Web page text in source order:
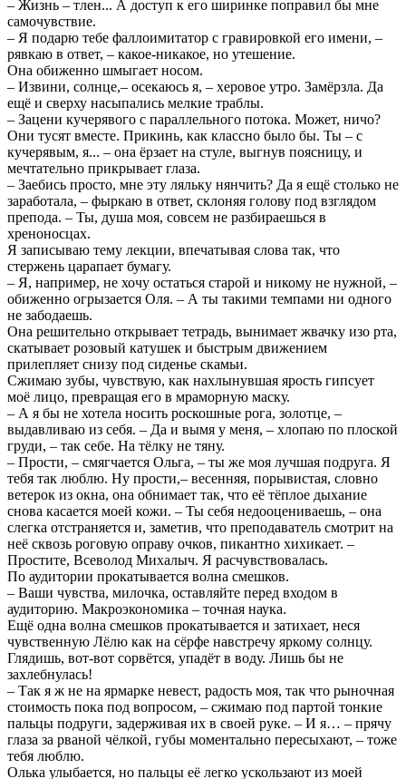
– Жизнь – тлен... А доступ к его ширинке поправил бы мне
самочувствие.
– Я подарю тебе фаллоимитатор с гравировкой его имени, –
рявкаю в ответ, – какое-никакое, но утешение.
Она обиженно шмыгает носом.
– Извини, солнце,– осекаюсь я, – херовое утро. Замёрзла. Да
ещё и сверху насыпались мелкие траблы.
– Зацени кучерявого с параллельного потока. Может, ничо?
Они тусят вместе. Прикинь, как классно было бы. Ты – с
кучерявым, я... – она ёрзает на стуле, выгнув поясницу, и
мечтательно прикрывает глаза.
– Заебись просто, мне эту ляльку нянчить? Да я ещё столько не
заработала, – фыркаю в ответ, склоняя голову под взглядом
препода. – Ты, душа моя, совсем не разбираешься в
хреноносцах.
Я записываю тему лекции, впечатывая слова так, что
стержень царапает бумагу.
– Я, например, не хочу остаться старой и никому не нужной, –
обиженно огрызается Оля. – А ты такими темпами ни одного
не забодаешь.
Она решительно открывает тетрадь, вынимает жвачку изо рта,
скатывает розовый катушек и быстрым движением
прилепляет снизу под сиденье скамьи.
Сжимаю зубы, чувствую, как нахлынувшая ярость гипсует
моё лицо, превращая его в мраморную маску.
– А я бы не хотела носить роскошные рога, золотце, –
выдавливаю из себя. – Да и вымя у меня, – хлопаю по плоской
груди, – так себе. На тёлку не тяну.
– Прости, – смягчается Ольга, – ты же моя лучшая подруга. Я
тебя так люблю. Ну прости,– весенняя, порывистая, словно
ветерок из окна, она обнимает так, что её тёплое дыхание
снова касается моей кожи. – Ты себя недооцениваешь, – она
слегка отстраняется и, заметив, что преподаватель смотрит на
неё сквозь роговую оправу очков, пикантно хихикает. –
Простите, Всеволод Михалыч. Я расчувствовалась.
По аудитории прокатывается волна смешков.
– Ваши чувства, милочка, оставляйте перед входом в
аудиторию. Макроэкономика – точная наука.
Ещё одна волна смешков прокатывается и затихает, неся
чувственную Лёлю как на сёрфе навстречу яркому солнцу.
Глядишь, вот-вот сорвётся, упадёт в воду. Лишь бы не
захлебнулась!
– Так я ж не на ярмарке невест, радость моя, так что рыночная
стоимость пока под вопросом, – сжимаю под партой тонкие
пальцы подруги, задерживая их в своей руке. – И я… – прячу
глаза за рваной чёлкой, губы моментально пересыхают, – тоже
тебя люблю.
Олька улыбается, но пальцы её легко ускользают из моей